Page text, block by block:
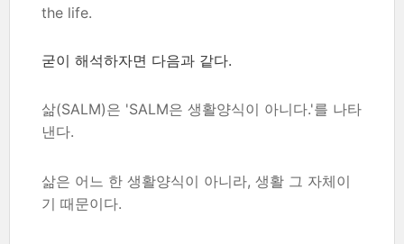
the life.
굳이 해석하자면 다음과 같다.
삶(SALM)은 'SALM은 생활양식이 아니다.'를 나타
낸다.
삶은 어느 한 생활양식이 아니라, 생활 그 자체이
기 때문이다.